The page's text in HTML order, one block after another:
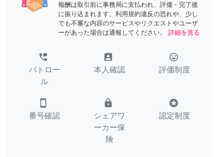
報酬は取引前に事務局に支払われ、評価・完了後
に振り込まれます。利用規約違反の恐れや、少し
でも不審な内容のサービスやリクエストやユーザ
ーがあった場合は通報してください。
詳細を見る
perm_phone_msg
パトロー
ル
assignment_ind
本人確認
tag_faces
評価制度
smartphone
番号確認
lock
シェアワ
ーカー保
険
stars
認定制度